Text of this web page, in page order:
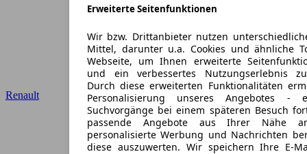
Erweiterte Seitenfunktionen
Wir bzw. Drittanbieter nutzen
Mittel, darunter u.a. Cookies und ähnliche
Webseite, um Ihnen erweiterte
und ein verbessertes Nutzungserlebnis
Durch diese erweiterten Funktionalitäten
Personalisierung unseres Angebotes
Suchvorgänge bei einem späteren Besuch
passende Angebote aus Ihrer Nähe
personalisierte Werbung und Nachrichten
diese auszuwerten. Wir speichern Ihre E-
Renault